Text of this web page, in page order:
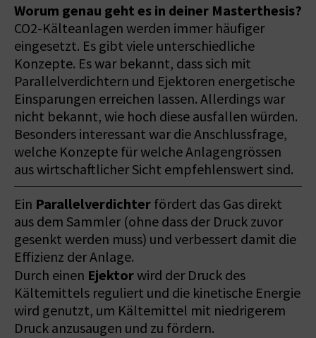
Worum genau geht es in deiner Masterthesis?
CO2-Kälteanlagen werden immer häufiger
eingesetzt. Es gibt viele unterschiedliche
Konzepte. Es war bekannt, dass sich mit
Parallelverdichtern und Ejektoren energetische
Einsparungen erreichen lassen. Allerdings war
nicht bekannt, wie hoch diese ausfallen würden.
Besonders interessant war die Anschlussfrage,
welche Konzepte für welche Anlagengrössen
aus wirtschaftlicher Sicht empfehlenswert sind.
Ein Parallelverdichter fördert das Gas direkt
aus dem Sammler (ohne dass der Druck zuvor
gesenkt werden muss) und verbessert damit die
Effizienz der Anlage.
Durch einen Ejektorwird der Druck des
Kältemittels reguliert und die kinetische Energie
wird genutzt, um Kältemittel mit niedrigerem
Druck anzusaugen und zu fördern.